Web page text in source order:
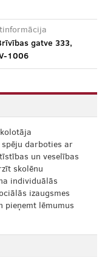
gatve 333,
1006
darboties ar
un veselības
skolēnu
individuālās
izaugsmes
pieņemt lēmumus